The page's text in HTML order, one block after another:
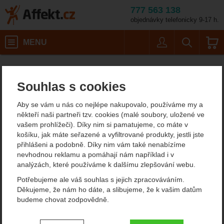
Souhlas s cookies
Aby se vám u nás co nejlépe nakupovalo, používáme my a
někteří naši partneři tzv. cookies (malé soubory, uložené ve
vašem prohlížeči). Díky nim si pamatujeme, co máte v
košíku, jak máte seřazené a vyfiltrované produkty, jestli jste
přihlášeni a podobně. Díky nim vám také nenabízíme
nevhodnou reklamu a pomáhají nám například i v
analýzách, které používáme k dalšímu zlepšování webu.
Potřebujeme ale váš souhlas s jejich zpracováváním.
Děkujeme, že nám ho dáte, a slibujeme, že k vašim datům
budeme chovat zodpovědně.
Nastavení souhlasů s kategoriemi
777 563 138
objednávky telefonicky 9-17 h.
MENU
Barva: černá
Pinguin Raincover XL
Fotografie